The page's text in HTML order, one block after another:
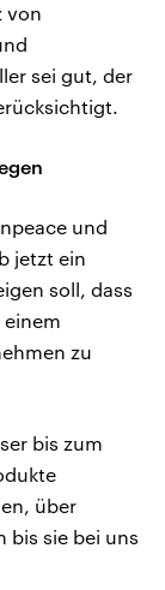
von
sei gut, der
und
jetzt ein
soll, dass
zu
bis zum
über
bis sie bei uns